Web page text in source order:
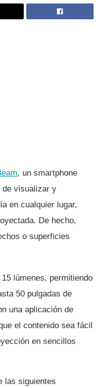
, un smartphone
de visualizar y
en cualquier lugar,
De hecho,
o superficies
lúmenes, permitiendo
50 pulgadas de
una aplicación de
el contenido sea fácil
en sencillos
las siguientes